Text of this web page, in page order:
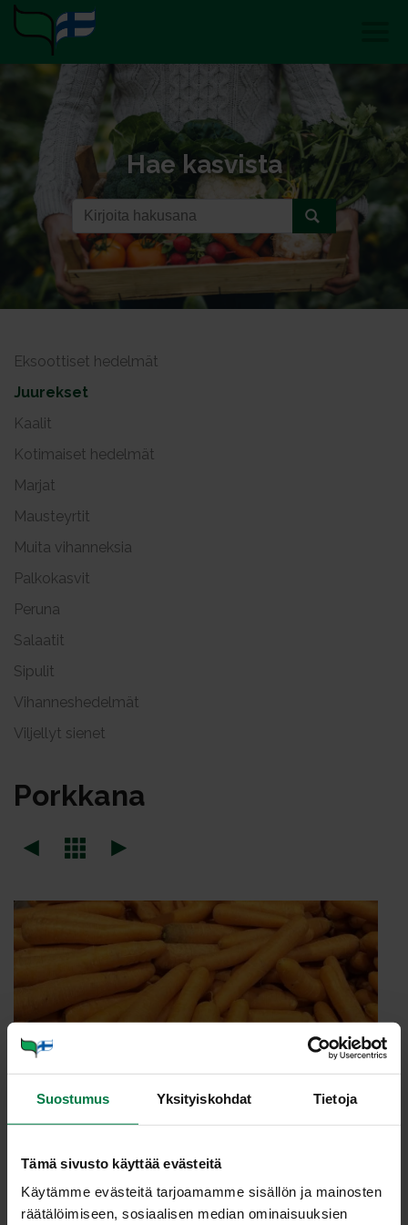
Suostumus Yksityiskohdat Tietoja
Tämä sivusto käyttää evästeitä
Käytämme evästeitä tarjoamamme sisällön ja mainosten
räätälöimiseen, sosiaalisen median ominaisuuksien
Hae kasvista
Eksoottiset hedelmät
Juurekset
Kaalit
Kotimaiset hedelmät
Marjat
Mausteyrtit
Muita vihanneksia
Palkokasvit
Peruna
Salaatit
Sipulit
Vihanneshedelmät
Viljellyt sienet
Pork­ka­na